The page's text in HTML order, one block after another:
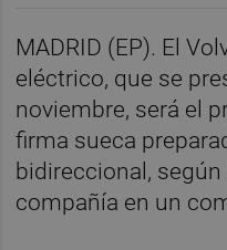
MADRID (EP). El
eléctrico, que se
noviembre, será el
firma sueca
bidireccional,
compañía en un